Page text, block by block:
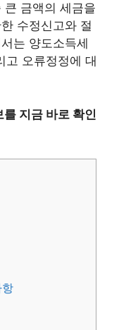
큰 금액의 세금을
수정신고와 절
는 양도소득세
고 오류정정에 대
지금 바로 확인